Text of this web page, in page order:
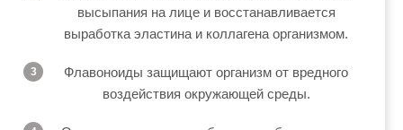
высыпания на лице и восстанавливается
выработка эластина и коллагена организмом.
Флавоноиды защищают организм от вредного
воздействия окружающей среды.